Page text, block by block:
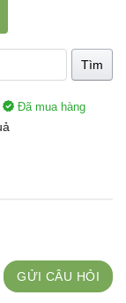
Tìm
Đã mua hàng
GỬI CÂU HỎI